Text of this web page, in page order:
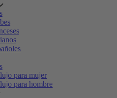
para mujer
para hombre